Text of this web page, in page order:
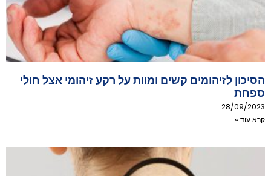
הסיכון לזיהומים קשים ומוות על רקע זיהומי אצל חולי
ספחת
28/09/2023
קרא עוד »